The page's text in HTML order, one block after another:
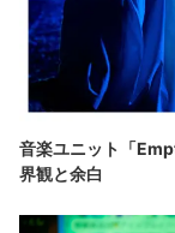
音楽ユニット「
界観と余白